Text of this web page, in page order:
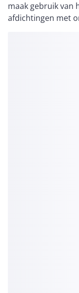
maak gebruik van
afdichtingen met